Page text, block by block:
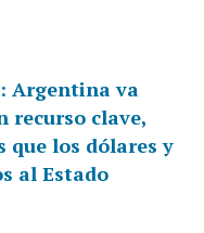
Argentina va
recurso clave,
que los dólares y
al Estado